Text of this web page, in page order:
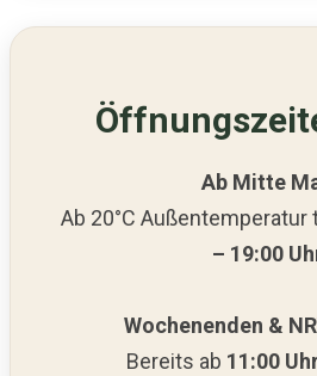
Ab Mitte
Ab 20°C Außentemperatur
– 19:00
Wochenenden &
Bereits ab 11:00